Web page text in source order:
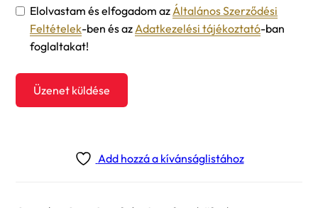
Elolvastam és elfogadom azÁltalános Szerződési
Feltételek-ben és azAdatkezelési tájékoztató-ban
foglaltakat!
Üzenet küldése
Add hozzá a kívánságlistához